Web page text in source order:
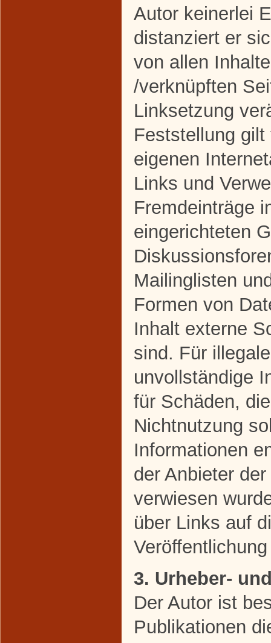
Autor keinerlei
distanziert er
von allen
/verknüpften
Linksetzung
Feststellung
eigenen
Links und
Fremdeinträge
eingerichteten
Mailinglisten
Formen von
Inhalt externe
sind. Für
unvollständige
für Schäden,
Nichtnutzung
Informationen
der Anbieter
verwiesen
über Links auf
3. Urheber-
Der Autor ist
Publikationen